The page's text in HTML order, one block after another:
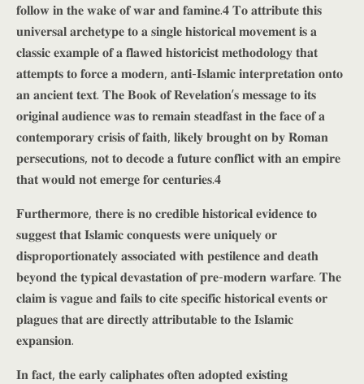
𝐟𝐨𝐥𝐥𝐨𝐰 𝐢𝐧 𝐭𝐡𝐞 𝐰𝐚𝐤𝐞 𝐨𝐟 𝐰𝐚𝐫 𝐚𝐧𝐝 𝐟𝐚𝐦𝐢𝐧𝐞.𝟒 𝐓𝐨 𝐚𝐭𝐭𝐫𝐢𝐛𝐮𝐭𝐞 𝐭𝐡𝐢𝐬
𝐮𝐧𝐢𝐯𝐞𝐫𝐬𝐚𝐥 𝐚𝐫𝐜𝐡𝐞𝐭𝐲𝐩𝐞 𝐭𝐨 𝐚 𝐬𝐢𝐧𝐠𝐥𝐞 𝐡𝐢𝐬𝐭𝐨𝐫𝐢𝐜𝐚𝐥 𝐦𝐨𝐯𝐞𝐦𝐞𝐧𝐭 𝐢𝐬 𝐚
𝐜𝐥𝐚𝐬𝐬𝐢𝐜 𝐞𝐱𝐚𝐦𝐩𝐥𝐞 𝐨𝐟 𝐚 𝐟𝐥𝐚𝐰𝐞𝐝 𝐡𝐢𝐬𝐭𝐨𝐫𝐢𝐜𝐢𝐬𝐭 𝐦𝐞𝐭𝐡𝐨𝐝𝐨𝐥𝐨𝐠𝐲 𝐭𝐡𝐚𝐭
𝐚𝐭𝐭𝐞𝐦𝐩𝐭𝐬 𝐭𝐨 𝐟𝐨𝐫𝐜𝐞 𝐚 𝐦𝐨𝐝𝐞𝐫𝐧, 𝐚𝐧𝐭𝐢-𝐈𝐬𝐥𝐚𝐦𝐢𝐜 𝐢𝐧𝐭𝐞𝐫𝐩𝐫𝐞𝐭𝐚𝐭𝐢𝐨𝐧 𝐨𝐧𝐭𝐨
𝐚𝐧 𝐚𝐧𝐜𝐢𝐞𝐧𝐭 𝐭𝐞𝐱𝐭. 𝐓𝐡𝐞 𝐁𝐨𝐨𝐤 𝐨𝐟 𝐑𝐞𝐯𝐞𝐥𝐚𝐭𝐢𝐨𝐧’𝐬 𝐦𝐞𝐬𝐬𝐚𝐠𝐞 𝐭𝐨 𝐢𝐭𝐬
𝐨𝐫𝐢𝐠𝐢𝐧𝐚𝐥 𝐚𝐮𝐝𝐢𝐞𝐧𝐜𝐞 𝐰𝐚𝐬 𝐭𝐨 𝐫𝐞𝐦𝐚𝐢𝐧 𝐬𝐭𝐞𝐚𝐝𝐟𝐚𝐬𝐭 𝐢𝐧 𝐭𝐡𝐞 𝐟𝐚𝐜𝐞 𝐨𝐟 𝐚
𝐜𝐨𝐧𝐭𝐞𝐦𝐩𝐨𝐫𝐚𝐫𝐲 𝐜𝐫𝐢𝐬𝐢𝐬 𝐨𝐟 𝐟𝐚𝐢𝐭𝐡, 𝐥𝐢𝐤𝐞𝐥𝐲 𝐛𝐫𝐨𝐮𝐠𝐡𝐭 𝐨𝐧 𝐛𝐲 𝐑𝐨𝐦𝐚𝐧
𝐩𝐞𝐫𝐬𝐞𝐜𝐮𝐭𝐢𝐨𝐧𝐬, 𝐧𝐨𝐭 𝐭𝐨 𝐝𝐞𝐜𝐨𝐝𝐞 𝐚 𝐟𝐮𝐭𝐮𝐫𝐞 𝐜𝐨𝐧𝐟𝐥𝐢𝐜𝐭 𝐰𝐢𝐭𝐡 𝐚𝐧 𝐞𝐦𝐩𝐢𝐫𝐞
𝐭𝐡𝐚𝐭 𝐰𝐨𝐮𝐥𝐝 𝐧𝐨𝐭 𝐞𝐦𝐞𝐫𝐠𝐞 𝐟𝐨𝐫 𝐜𝐞𝐧𝐭𝐮𝐫𝐢𝐞𝐬.𝟒
𝐅𝐮𝐫𝐭𝐡𝐞𝐫𝐦𝐨𝐫𝐞, 𝐭𝐡𝐞𝐫𝐞 𝐢𝐬 𝐧𝐨 𝐜𝐫𝐞𝐝𝐢𝐛𝐥𝐞 𝐡𝐢𝐬𝐭𝐨𝐫𝐢𝐜𝐚𝐥 𝐞𝐯𝐢𝐝𝐞𝐧𝐜𝐞 𝐭𝐨
𝐬𝐮𝐠𝐠𝐞𝐬𝐭 𝐭𝐡𝐚𝐭 𝐈𝐬𝐥𝐚𝐦𝐢𝐜 𝐜𝐨𝐧𝐪𝐮𝐞𝐬𝐭𝐬 𝐰𝐞𝐫𝐞 𝐮𝐧𝐢𝐪𝐮𝐞𝐥𝐲 𝐨𝐫
𝐝𝐢𝐬𝐩𝐫𝐨𝐩𝐨𝐫𝐭𝐢𝐨𝐧𝐚𝐭𝐞𝐥𝐲 𝐚𝐬𝐬𝐨𝐜𝐢𝐚𝐭𝐞𝐝 𝐰𝐢𝐭𝐡 𝐩𝐞𝐬𝐭𝐢𝐥𝐞𝐧𝐜𝐞 𝐚𝐧𝐝 𝐝𝐞𝐚𝐭𝐡
𝐛𝐞𝐲𝐨𝐧𝐝 𝐭𝐡𝐞 𝐭𝐲𝐩𝐢𝐜𝐚𝐥 𝐝𝐞𝐯𝐚𝐬𝐭𝐚𝐭𝐢𝐨𝐧 𝐨𝐟 𝐩𝐫𝐞-𝐦𝐨𝐝𝐞𝐫𝐧 𝐰𝐚𝐫𝐟𝐚𝐫𝐞. 𝐓𝐡𝐞
𝐜𝐥𝐚𝐢𝐦 𝐢𝐬 𝐯𝐚𝐠𝐮𝐞 𝐚𝐧𝐝 𝐟𝐚𝐢𝐥𝐬 𝐭𝐨 𝐜𝐢𝐭𝐞 𝐬𝐩𝐞𝐜𝐢𝐟𝐢𝐜 𝐡𝐢𝐬𝐭𝐨𝐫𝐢𝐜𝐚𝐥 𝐞𝐯𝐞𝐧𝐭𝐬 𝐨𝐫
𝐩𝐥𝐚𝐠𝐮𝐞𝐬 𝐭𝐡𝐚𝐭 𝐚𝐫𝐞 𝐝𝐢𝐫𝐞𝐜𝐭𝐥𝐲 𝐚𝐭𝐭𝐫𝐢𝐛𝐮𝐭𝐚𝐛𝐥𝐞 𝐭𝐨 𝐭𝐡𝐞 𝐈𝐬𝐥𝐚𝐦𝐢𝐜
𝐞𝐱𝐩𝐚𝐧𝐬𝐢𝐨𝐧.
𝐈𝐧 𝐟𝐚𝐜𝐭, 𝐭𝐡𝐞 𝐞𝐚𝐫𝐥𝐲 𝐜𝐚𝐥𝐢𝐩𝐡𝐚𝐭𝐞𝐬 𝐨𝐟𝐭𝐞𝐧 𝐚𝐝𝐨𝐩𝐭𝐞𝐝 𝐞𝐱𝐢𝐬𝐭𝐢𝐧𝐠